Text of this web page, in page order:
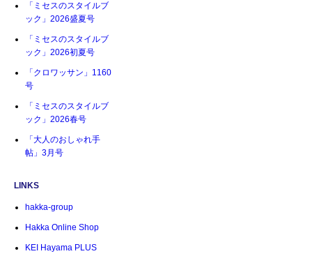
「ミセスのスタイルブ
ック」2026盛夏号
「ミセスのスタイルブ
ック」2026初夏号
「クロワッサン」1160
号
「ミセスのスタイルブ
ック」2026春号
「大人のおしゃれ手
帖」3月号
LINKS
hakka-group
Hakka Online Shop
KEI Hayama PLUS